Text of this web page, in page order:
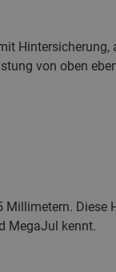
Hintersicherung,
von oben
Diese
MegaJul kennt.